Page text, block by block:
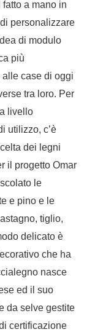
fatto a mano in
personalizzare
di modulo
più
alle case di oggi
tra loro. Per
livello
utilizzo, c’è
dei legni
il progetto Omar
le
e pino e le
tiglio,
delicato è
che ha
nasce
ed il suo
da selve gestite
certificazione